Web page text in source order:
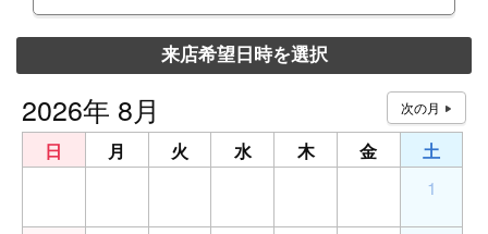
来店希望日時を選択
2026年 8月
日 月 火 水 木 金
土
1